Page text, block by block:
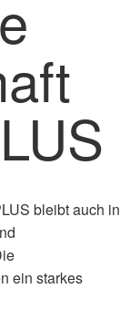
bleibt auch in
ein starkes